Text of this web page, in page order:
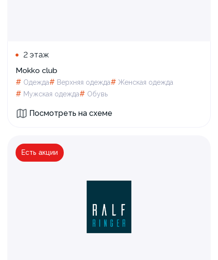
2 этаж
Mokko club
# Одежда# Верхняя одежда# Женская одежда
# Мужская одежда# Обувь
Посмотреть на схеме
Есть акции